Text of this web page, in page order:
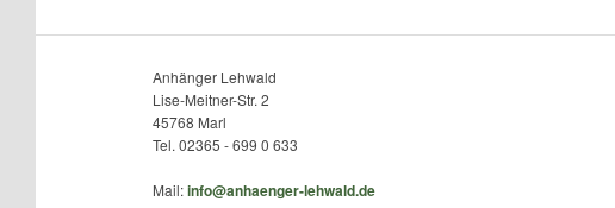
Anhänger Lehwald
Lise-Meitner-Str. 2
45768 Marl
Tel. 02365 - 699 0 633
Mail:info@anhaenger-lehwald.de